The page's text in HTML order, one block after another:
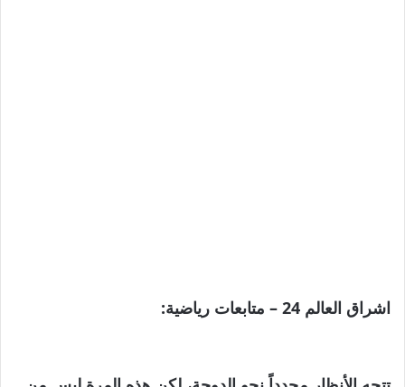
اشراق العالم 24 – متابعات رياضية: